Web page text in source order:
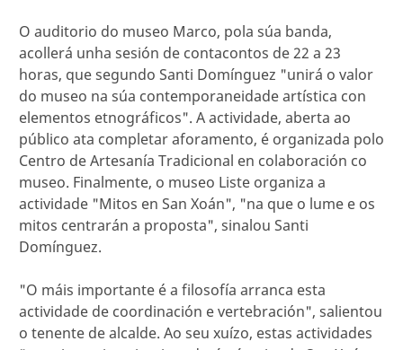
O auditorio do museo Marco, pola súa banda,
acollerá unha sesión de contacontos de 22 a 23
horas, que segundo Santi Domínguez "unirá o valor
do museo na súa contemporaneidade artística con
elementos etnográficos". A actividade, aberta ao
público ata completar aforamento, é organizada polo
Centro de Artesanía Tradicional en colaboración co
museo. Finalmente, o museo Liste organiza a
actividade "Mitos en San Xoán", "na que o lume e os
mitos centrarán a proposta", sinalou Santi
Domínguez.
"O máis importante é a filosofía arranca esta
actividade de coordinación e vertebración", salientou
o tenente de alcalde. Ao seu xuízo, estas actividades